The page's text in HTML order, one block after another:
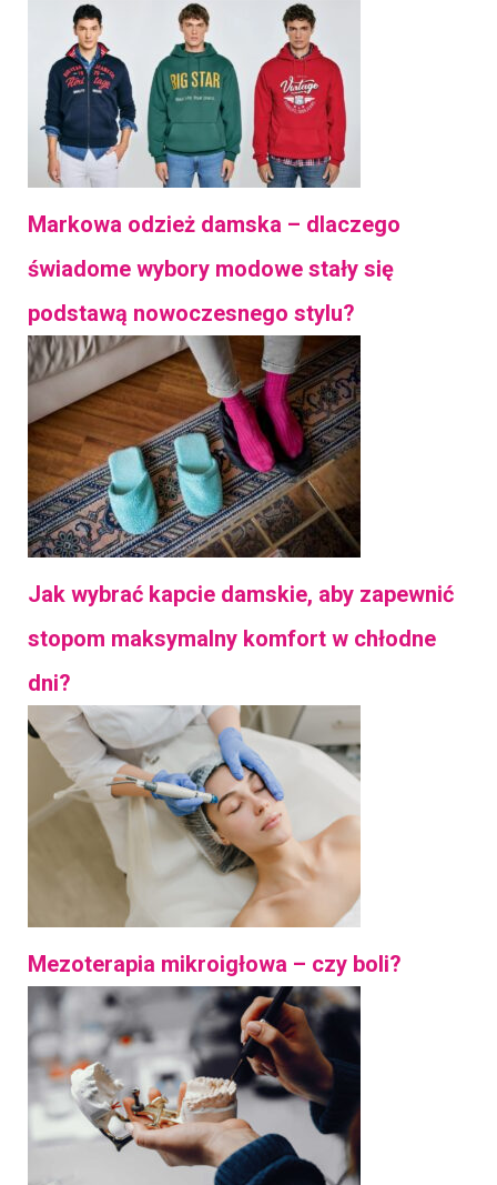
Markowa odzież damska – dlaczego
świadome wybory modowe stały się
podstawą nowoczesnego stylu?
Jak wybrać kapcie damskie, aby zapewnić
stopom maksymalny komfort w chłodne
dni?
Mezoterapia mikroigłowa – czy boli?